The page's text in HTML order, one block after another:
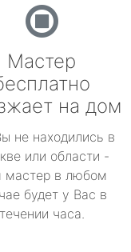
Мастер
на дом
не находились в
или области -
мастер в любом
будет у Вас в
течении часа.